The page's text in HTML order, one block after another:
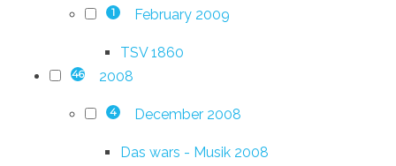
1 February 2009
TSV 1860
46 2008
4 December 2008
Das wars - Musik 2008